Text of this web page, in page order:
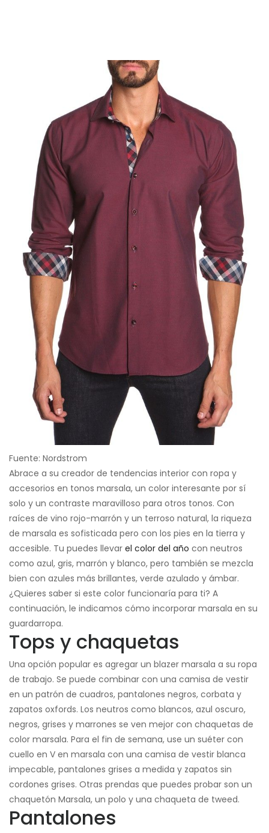
Fuente: Nordstrom
Abrace a su creador de tendencias interior con ropa y
accesorios en tonos marsala, un color interesante por sí
solo y un contraste maravilloso para otros tonos. Con
raíces de vino rojo-marrón y un terroso natural, la riqueza
de marsala es sofisticada pero con los pies en la tierra y
accesible. Tu puedes llevar el color del año con neutros
como azul, gris, marrón y blanco, pero también se mezcla
bien con azules más brillantes, verde azulado y ámbar.
¿Quieres saber si este color funcionaría para ti? A
continuación, le indicamos cómo incorporar marsala en su
guardarropa.
Tops y chaquetas
Una opción popular es agregar un blazer marsala a su ropa
de trabajo. Se puede combinar con una camisa de vestir
en un patrón de cuadros, pantalones negros, corbata y
zapatos oxfords. Los neutros como blancos, azul oscuro,
negros, grises y marrones se ven mejor con chaquetas de
color marsala. Para el fin de semana, use un suéter con
cuello en V en marsala con una camisa de vestir blanca
impecable, pantalones grises a medida y zapatos sin
cordones grises. Otras prendas que puedes probar son un
chaquetón Marsala, un polo y una chaqueta de tweed.
Pantalones